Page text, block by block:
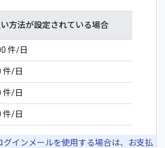
方法が設定されている場合
件/日
件/日
件/日
件/日
インメールを使用する場合は、お支払